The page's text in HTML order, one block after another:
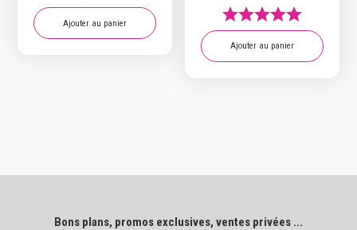
Ajouter au panier
Ajouter au panier
Bons plans, promos exclusives, ventes privées ...